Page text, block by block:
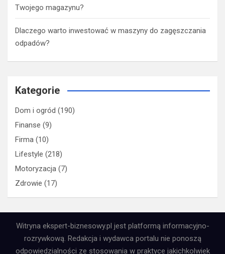
Twojego magazynu?
Dlaczego warto inwestować w maszyny do zagęszczania
odpadów?
Kategorie
Dom i ogród (190)
Finanse (9)
Firma (10)
Lifestyle (218)
Motoryzacja (7)
Zdrowie (17)
Witryna ekspert-biznesowy.pl jest platformą informacyjno-
rozrywkową. Redakcja i wydawca portalu nie ponoszą
odpowiedzialności ze stosowania w praktyce jakichkolwiek